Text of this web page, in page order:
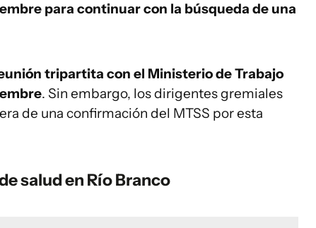
para continuar con la búsqueda de una
tripartita con el Ministerio de Trabajo
. Sin embargo, los dirigentes gremiales
de una confirmación del MTSS por esta
salud en Río Branco